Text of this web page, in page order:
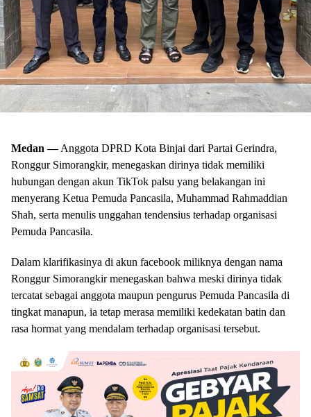
Medan —Anggota DPRD Kota Binjai dari Partai Gerindra,
Ronggur Simorangkir, menegaskan dirinya tidak memiliki
hubungan dengan akun TikTok palsu yang belakangan ini
menyerang Ketua Pemuda Pancasila, Muhammad Rahmaddian
Shah, serta menulis unggahan tendensius terhadap organisasi
Pemuda Pancasila.
Dalam klarifikasinya di akun facebook miliknya dengan nama
Ronggur Simorangkir menegaskan bahwa meski dirinya tidak
tercatat sebagai anggota maupun pengurus Pemuda Pancasila di
tingkat manapun, ia tetap merasa memiliki kedekatan batin dan
rasa hormat yang mendalam terhadap organisasi tersebut.